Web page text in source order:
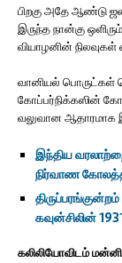
பிறகு அதே ஆண்டு
இருந்த நான்கு
வியாழனின்
வானியல் பொருட்கள்
கோப்பர்நிக்கஸின்
வலுவான ஆதாரமாக
இந்திய
நிர்வாண
கவுன்சிலின்
கலிலியோவிடம்